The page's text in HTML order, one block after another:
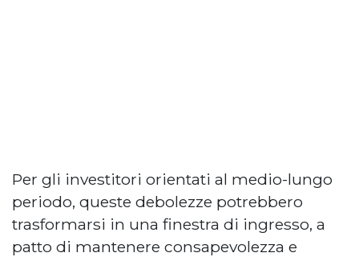
Per gli investitori orientati al medio-lungo
periodo, queste debolezze potrebbero
trasformarsi in una finestra di ingresso, a
patto di mantenere consapevolezza e